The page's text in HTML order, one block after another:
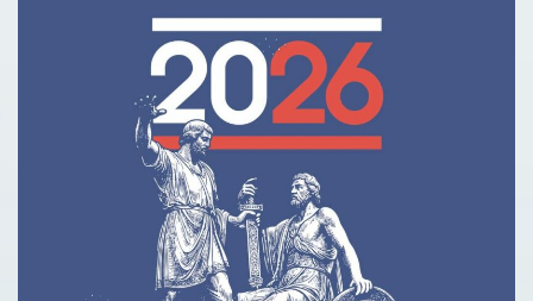
р
Образовательное кредитование: пособие для студентов
Кредит на образование с господдержкой
Причины для изменения условий по образовательному
кредиту
Сделай правильный выбор